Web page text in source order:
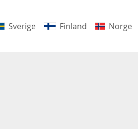
Sverige Finland Norge